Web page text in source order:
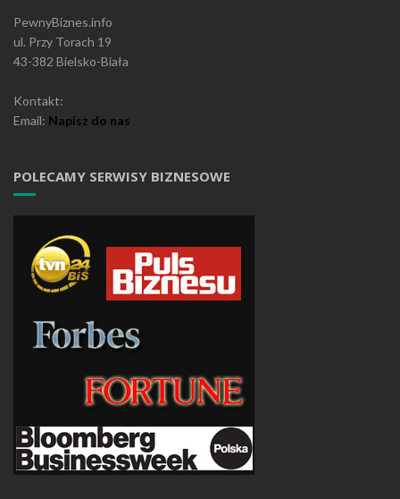
PewnyBiznes.info
ul. Przy Torach 19
43-382 Bielsko-Biała
Kontakt:
Email: Napisz do nas
POLECAMY SERWISY BIZNESOWE